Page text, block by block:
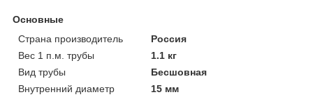
Основные
Страна производитель
Россия
Вес 1 п.м. трубы
1.1 кг
Вид трубы
Бесшовная
Внутренний диаметр
15 мм